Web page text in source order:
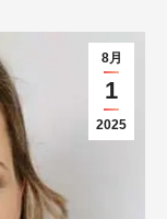
8月
1
2025